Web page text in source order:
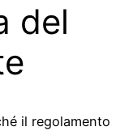
del
il regolamento